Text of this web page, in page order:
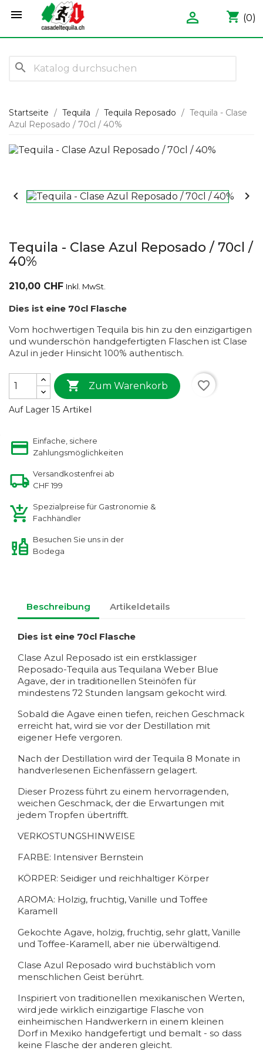
 shopping_cart (0)

search
Startseite Tequila Tequila Reposado
Tequila - Clase
Azul Reposado / 70cl / 40%
 
Tequila - Clase Azul Reposado / 70cl /
40%
210,00 CHF Inkl. MwSt.
Dies ist eine 70cl Flasche
Vom hochwertigen Tequila bis hin zu den einzigartigen
und wunderschön handgefertigten Flaschen ist Clase
Azul in jeder Hinsicht 100% authentisch.
 Zum Warenkorb favorite_border
Auf Lager 15 Artikel
Einfache, sichere
Zahlungsmöglichkeiten
Versandkostenfrei ab
CHF 199
Spezialpreise für Gastronomie &
Fachhändler
Besuchen Sie uns in der
Bodega
Beschreibung Artikeldetails
Dies ist eine 70cl Flasche
Clase Azul Reposado ist ein erstklassiger
Reposado-Tequila aus Tequilana Weber Blue
Agave, der in traditionellen Steinöfen für
mindestens 72 Stunden langsam gekocht wird.
Sobald die Agave einen tiefen, reichen Geschmack
erreicht hat, wird sie vor der Destillation mit
eigener Hefe vergoren.
Nach der Destillation wird der Tequila 8 Monate in
handverlesenen Eichenfässern gelagert.
Dieser Prozess führt zu einem hervorragenden,
weichen Geschmack, der die Erwartungen mit
jedem Tropfen übertrifft.
VERKOSTUNGSHINWEISE
FARBE: Intensiver Bernstein
KÖRPER: Seidiger und reichhaltiger Körper
AROMA: Holzig, fruchtig, Vanille und Toffee
Karamell
Gekochte Agave, holzig, fruchtig, sehr glatt, Vanille
und Toffee-Karamell, aber nie überwältigend.
Clase Azul Reposado wird buchstäblich vom
menschlichen Geist berührt.
Inspiriert von traditionellen mexikanischen Werten,
wird jede wirklich einzigartige Flasche von
einheimischen Handwerkern in einem kleinen
Dorf in Mexiko handgefertigt und bemalt - so dass
keine Flasche der anderen gleicht.